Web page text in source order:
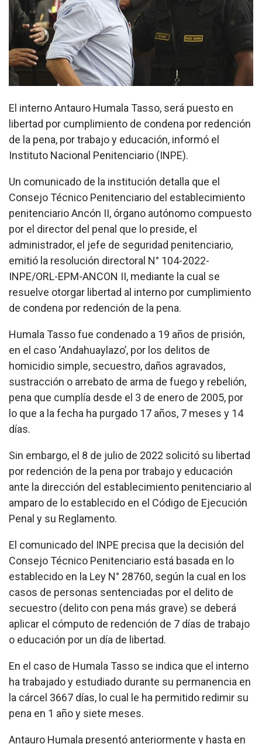
El interno Antauro Humala Tasso, será puesto en
libertad por cumplimiento de condena por redención
de la pena, por trabajo y educación, informó el
Instituto Nacional Penitenciario (INPE).
Un comunicado de la institución detalla que el
Consejo Técnico Penitenciario del establecimiento
penitenciario Ancón II, órgano autónomo compuesto
por el director del penal que lo preside, el
administrador, el jefe de seguridad penitenciario,
emitió la resolución directoral N° 104-2022-
INPE/ORL-EPM-ANCON II, mediante la cual se
resuelve otorgar libertad al interno por cumplimiento
de condena por redención de la pena.
Humala Tasso fue condenado a 19 años de prisión,
en el caso ‘Andahuaylazo’, por los delitos de
homicidio simple, secuestro, daños agravados,
sustracción o arrebato de arma de fuego y rebelión,
pena que cumplía desde el 3 de enero de 2005, por
lo que a la fecha ha purgado 17 años, 7 meses y 14
días.
Sin embargo, el 8 de julio de 2022 solicitó su libertad
por redención de la pena por trabajo y educación
ante la dirección del establecimiento penitenciario al
amparo de lo establecido en el Código de Ejecución
Penal y su Reglamento.
El comunicado del INPE precisa que la decisión del
Consejo Técnico Penitenciario está basada en lo
establecido en la Ley N° 28760, según la cual en los
casos de personas sentenciadas por el delito de
secuestro (delito con pena más grave) se deberá
aplicar el cómputo de redención de 7 días de trabajo
o educación por un día de libertad.
En el caso de Humala Tasso se indica que el interno
ha trabajado y estudiado durante su permanencia en
la cárcel 3667 días, lo cual le ha permitido redimir su
pena en 1 año y siete meses.
Antauro Humala presentó anteriormente y hasta en